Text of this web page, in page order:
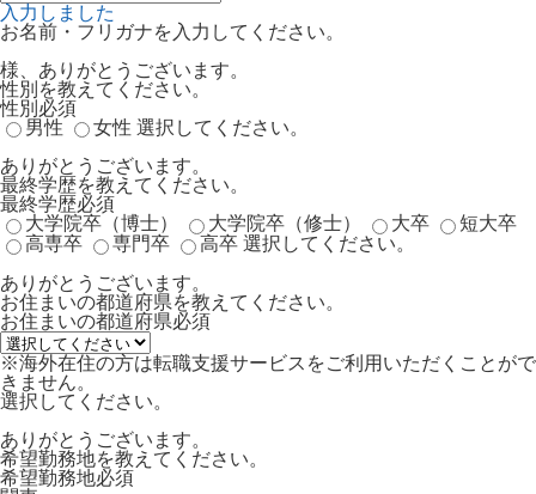
入力しました
お名前・フリガナを入力してください。
様、ありがとうございます。
性別を教えてください。
性別 必須
男性
女性 選択してください。
ありがとうございます。
最終学歴を教えてください。
最終学歴必須
大学院卒（博士）
大学院卒（修士） 大卒
短大卒
高専卒
専門卒 高卒 選択してください。
ありがとうございます。
お住まいの都道府県を教えてください。
お住まいの都道府県必須
※海外在住の方は転職支援サービスをご利用いただくことがで
きません。
選択してください。
ありがとうございます。
希望勤務地を教えてください。
希望勤務地必須